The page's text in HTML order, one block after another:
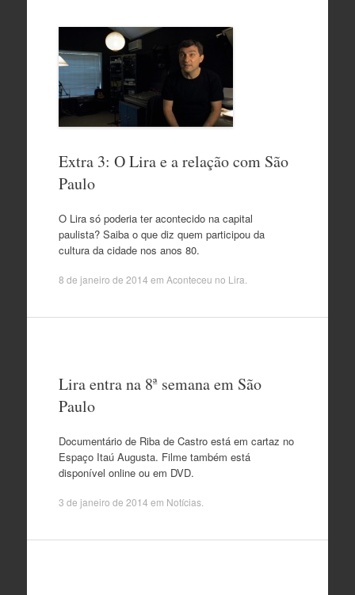
Extra 3: O Lira e a relação com São
Paulo
O Lira só poderia ter acontecido na capital
paulista? Saiba o que diz quem participou da
cultura da cidade nos anos 80.
8 de janeiro de 2014 em Aconteceu no Lira
Lira entra na 8ª semana em São
Paulo
Documentário de Riba de Castro está em cartaz no
Espaço Itaú Augusta. Filme também está
disponível online ou em DVD.
3 de janeiro de 2014 em Notícias.